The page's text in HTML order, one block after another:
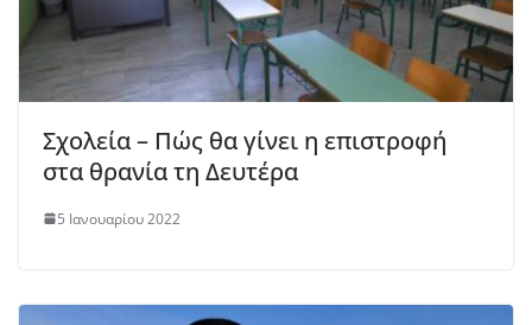
Σχολεία – Πώς θα γίνει η επιστροφή
στα θρανία τη Δευτέρα
5 Ιανουαρίου 2022